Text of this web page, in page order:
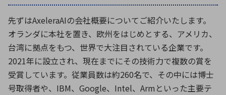
先ずはAxeleraAIの会社概要についてご紹介いたします。
オランダに本社を置き、欧州をはじめとする、アメリカ、
台湾に拠点をもつ、世界で大注目されている企業です。
2021年に設立され、現在までにその技術力で複数の賞を
受賞しています。従業員数は約260名で、その中には博士
号取得者や、IBM、Google、Intel、Armといった主要テ